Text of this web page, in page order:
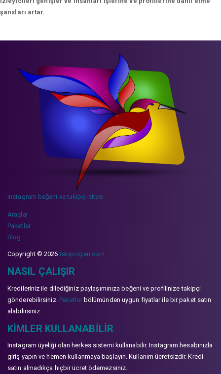
şansları artar.
instagram beğeni ve takipçi sitesi
Araçlar
Paketler
Blog
Copyright © 2026takipcigen.com
NASIL ÇALIŞIR
Kredileriniz ile dilediğiniz paylaşımınıza beğeni ve profilinize takipçi
gönderebilirsiniz. Paketlerbölümünden uygun fiyatlar ile bir paket satın
alabilirsiniz.
KIMLER KULLANABILIR
Instagram üyeliği olan herkes sistemi kullanabilir. Instagram hesabınızla
giriş yapın ve hemen kullanmaya başlayın. Kullanım ücretsizdir. Kredi
satın almadıkça hiçbir ücret ödemezsiniz.